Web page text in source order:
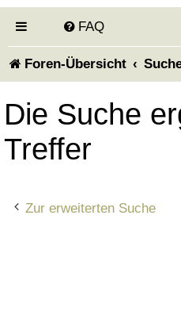
FAQ
Foren-Übersicht
Die Suche
Treffer
Zur erweiterten Suche